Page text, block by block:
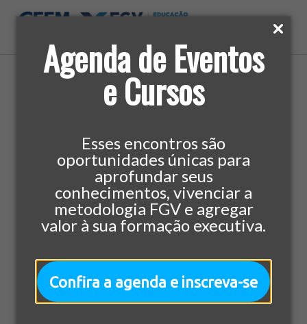
Agenda de Eventos
e Cursos
Esses encontros são
oportunidades únicas para
aprofundar seus
conhecimentos, vivenciar a
metodologia FGV e agregar
valor à sua formação executiva.
Confira a agenda e inscreva-se
Home » Cursos » Economia e Finanças » MBA em
Private Equity, Venture Capital e Investimentos em
Economia e Finanças 432 horas/aula
MBA em Private Equity,
Investimentos em
Startups